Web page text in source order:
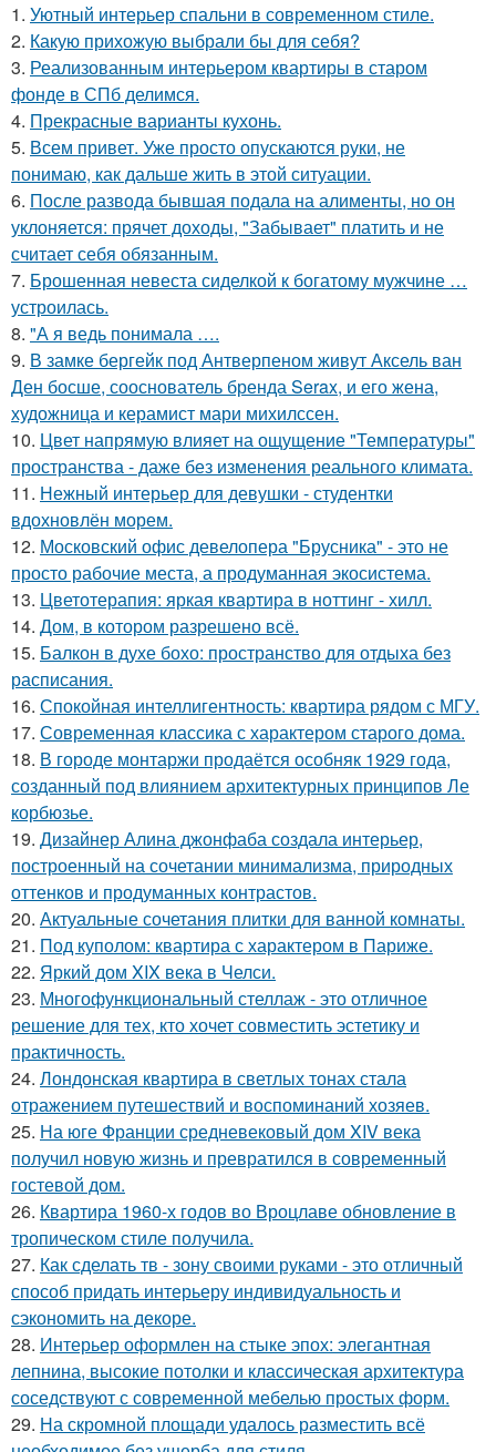
1. Уютный интерьер спальни в современном стиле.
2. Какую прихожую выбрали бы для себя?
3. Реализованным интерьером квартиры в старом
фонде в СПб делимся.
4. Прекрасные варианты кухонь.
5. Всем привет. Уже просто опускаются руки, не
понимаю, как дальше жить в этой ситуации.
6. После развода бывшая подала на алименты, но он
уклоняется: прячет доходы, "Забывает" платить и не
считает себя обязанным.
7. Брошенная невеста сиделкой к богатому мужчине …
устроилась.
8. "А я ведь понимала ….
9. В замке бергейк под Антверпеном живут Аксель ван
Ден босше, сооснователь бренда Serax, и его жена,
художница и керамист мари михилссен.
10. Цвет напрямую влияет на ощущение "Температуры"
пространства - даже без изменения реального климата.
11. Нежный интерьер для девушки - студентки
вдохновлён морем.
12. Московский офис девелопера "Брусника" - это не
просто рабочие места, а продуманная экосистема.
13. Цветотерапия: яркая квартира в ноттинг - хилл.
14. Дом, в котором разрешено всё.
15. Балкон в духе бохо: пространство для отдыха без
расписания.
16. Спокойная интеллигентность: квартира рядом с МГУ.
17. Современная классика с характером старого дома.
18. В городе монтаржи продаётся особняк 1929 года,
созданный под влиянием архитектурных принципов Ле
корбюзье.
19. Дизайнер Алина джонфаба создала интерьер,
построенный на сочетании минимализма, природных
оттенков и продуманных контрастов.
20. Актуальные сочетания плитки для ванной комнаты.
21. Под куполом: квартира с характером в Париже.
22. Яркий дом XIX века в Челси.
23. Многофункциональный стеллаж - это отличное
решение для тех, кто хочет совместить эстетику и
практичность.
24. Лондонская квартира в светлых тонах стала
отражением путешествий и воспоминаний хозяев.
25. На юге Франции средневековый дом XIV века
получил новую жизнь и превратился в современный
гостевой дом.
26. Квартира 1960-х годов во Вроцлаве обновление в
тропическом стиле получила.
27. Как сделать тв - зону своими руками - это отличный
способ придать интерьеру индивидуальность и
сэкономить на декоре.
28. Интерьер оформлен на стыке эпох: элегантная
лепнина, высокие потолки и классическая архитектура
соседствуют с современной мебелью простых форм.
29. На скромной площади удалось разместить всё